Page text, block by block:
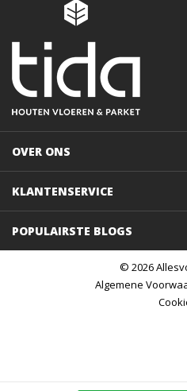
OVER ONS
KLANTENSERVICE
POPULAIRSTE BLOGS
© 2026
Algemene